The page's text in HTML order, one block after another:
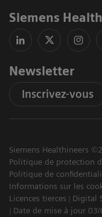
Siemens
Newsletter
Inscrivez-vous
Siemens Healthineers
Politique de protection
Politique de
Informations sur les
Licences tierces
Digital
Date de mise à jour